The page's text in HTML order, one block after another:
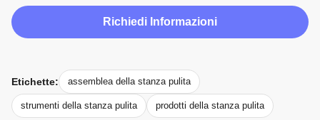
Richiedi Informazioni
Etichette: assemblea della stanza pulita
strumenti della stanza pulita prodotti della stanza pulita